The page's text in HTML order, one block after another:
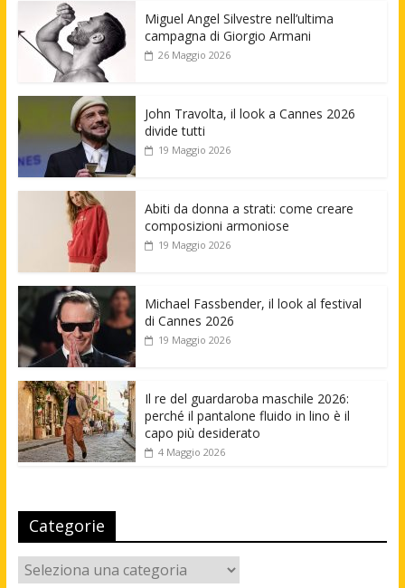
Miguel Angel Silvestre nell’ultima
campagna di Giorgio Armani
26 Maggio 2026
John Travolta, il look a Cannes 2026
divide tutti
19 Maggio 2026
Abiti da donna a strati: come creare
composizioni armoniose
19 Maggio 2026
Michael Fassbender, il look al festival
di Cannes 2026
19 Maggio 2026
Il re del guardaroba maschile 2026:
perché il pantalone fluido in lino è il
capo più desiderato
4 Maggio 2026
Categorie
Categorie